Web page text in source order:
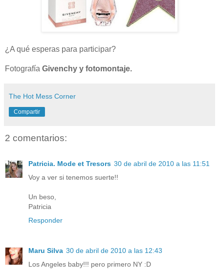
¿A qué esperas para participar?
Fotografía Givenchy y fotomontaje.
The Hot Mess Corner
Compartir
2 comentarios:
Patricia. Mode et Tresors 30 de abril de 2010 a las 11:51
Voy a ver si tenemos suerte!!
Un beso,
Patricia
Responder
Maru Silva 30 de abril de 2010 a las 12:43
Los Angeles baby!!! pero primero NY :D